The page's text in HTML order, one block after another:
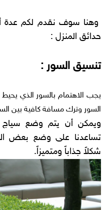
وهنا سوف نقدم لكم عدة
حدائق المنزل :
تنسيق السور :
يجب الاهتمام بالسور الذي
السور وترك مسافة كافية بين
ويمكن أن يتم وضع سياج
تساعدنا على وضع بعض
شكلاً جذاباً ومتميزاً.